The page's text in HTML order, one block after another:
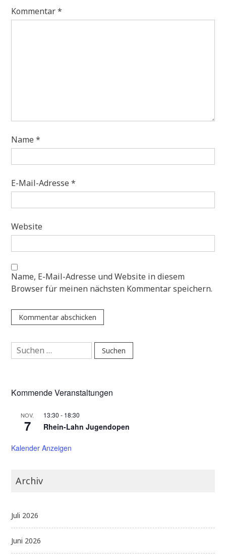
Kommentar*
Name*
E-Mail-Adresse*
Website
Name, E-Mail-Adresse und Website in diesem
Browser für meinen nächsten Kommentar speichern.
Suchen
nach:
Kommende Veranstaltungen
NOV.
7
13:30 - 18:30
Rhein-Lahn Jugendopen
Kalender Anzeigen
Archiv
Juli 2026
Juni 2026